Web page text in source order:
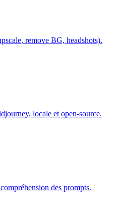
remove BG, headshots).
locale et open-source.
des prompts.